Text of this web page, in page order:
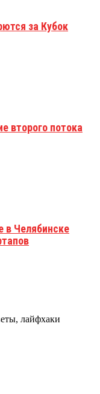
за Кубок
второго потока
в Челябинске
лайфхаки